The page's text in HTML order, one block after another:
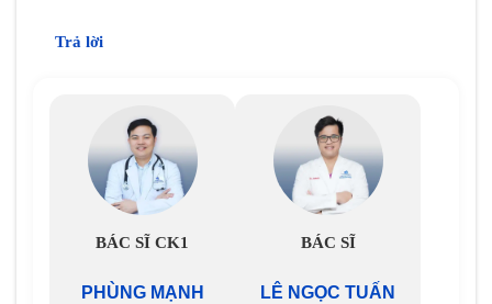
Trả lời
BÁC SĨ CK1
PHÙNG MẠNH
BÁC SĨ
LÊ NGỌC TUẤN